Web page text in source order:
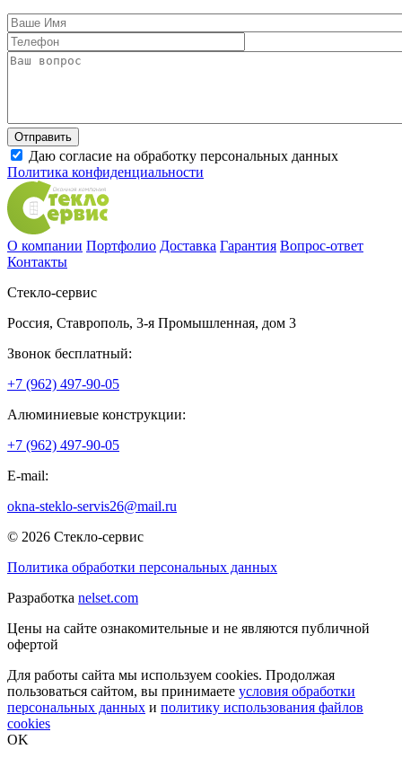
Даю согласие на обработку персональных данных
Политика конфиденциальности
О компании Портфолио Доставка Гарантия Вопрос-ответ
Контакты
Стекло-сервис
Россия, Ставрополь, 3-я Промышленная, дом 3
Звонок бесплатный:
+7 (962) 497-90-05
Алюминиевые конструкции:
+7 (962) 497-90-05
E-mail:
okna-steklo-servis26@mail.ru
© 2026 Стекло-сервис
Политика обработки персональных данных
Разработка nelset.com
Цены на сайте ознакомительные и не являются публичной
офертой
Для работы сайта мы используем cookies. Продолжая
пользоваться сайтом, вы принимаете условия обработки
персональных данных и политику использования файлов
cookies
OK